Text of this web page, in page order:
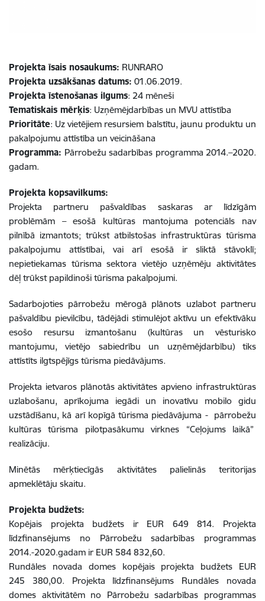
Projekta īsais nosaukums: RUNRARO
Projekta uzsākšanas datums: 01.06.2019.
Projekta īstenošanas ilgums: 24 mēneši
Tematiskais mērķis: Uzņēmējdarbības un MVU attīstība
Prioritāte: Uz vietējiem resursiem balstītu, jaunu produktu un
pakalpojumu attīstība un veicināšana
Programma: Pārrobežu sadarbības programma 2014.–2020.
gadam.
Projekta kopsavilkums:
Projekta partneru pašvaldības saskaras ar līdzīgām
problēmām – esošā kultūras mantojuma potenciāls nav
pilnībā izmantots; trūkst atbilstošas infrastruktūras tūrisma
pakalpojumu attīstībai, vai arī esošā ir sliktā stāvoklī;
nepietiekamas tūrisma sektora vietējo uzņēmēju aktivitātes
dēļ trūkst papildinoši tūrisma pakalpojumi.
Sadarbojoties pārrobežu mērogā plānots uzlabot partneru
pašvaldību pievilcību, tādējādi stimulējot aktīvu un efektīvāku
esošo resursu izmantošanu (kultūras un vēsturisko
mantojumu, vietējo sabiedrību un uzņēmējdarbību) tiks
attīstīts ilgtspējīgs tūrisma piedāvājums.
Projekta ietvaros plānotās aktivitātes apvieno infrastruktūras
uzlabošanu, aprīkojuma iegādi un inovatīvu mobilo gidu
uzstādīšanu, kā arī kopīgā tūrisma piedāvājuma - pārrobežu
kultūras tūrisma pilotpasākumu virknes “Ceļojums laikā”
realizāciju.
Minētās mērķtiecīgās aktivitātes palielinās teritorijas
apmeklētāju skaitu.
Projekta budžets:
Kopējais projekta budžets ir EUR 649 814. Projekta
līdzfinansējums no Pārrobežu sadarbības programmas
2014.-2020.gadam ir EUR 584 832,60.
Rundāles novada domes kopējais projekta budžets EUR
245 380,00. Projekta līdzfinansējums Rundāles novada
domes aktivitātēm no Pārrobežu sadarbības programmas